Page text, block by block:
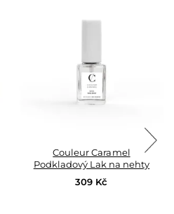
Couleur Caramel
Podkladový Lak na nehty
309 Kč